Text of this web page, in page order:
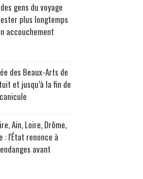
gens du voyage
plus longtemps
accouchement
des Beaux-Arts de
et jusqu’à la fin de
Ain, Loire, Drôme,
: l'État renonce à
avant